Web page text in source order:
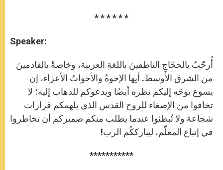
* * * * * *
Speaker:
أُرحّبُ بالحجّاجِ الناطقينَ باللغةِ العربية، وخاصةً بالقادمينَ
من الشرق الأوسط. أيها الإخوةُ والأخواتُ الأعزاء، إن
يسوع يوجّه إليكم نظره أيضًا ويدعوكم للذهاب إليه؛ لا
تخافوا من الإصغاء للروح القدس الذي يلهمكم قرارات
شجاعة ولا تُبطئوا عندما يطلب منكم ضميركم أن تخاطروا
في إتباع المعلّم، ليبارككُم الرب!‏ ‏
***********